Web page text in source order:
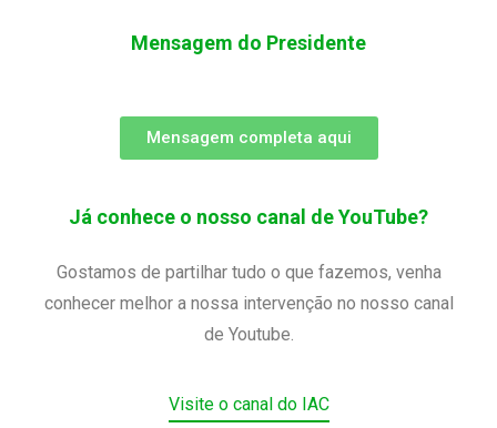
Mensagem do Presidente
Mensagem completa aqui
Já conhece o nosso canal de YouTube?
Gostamos de partilhar tudo o que fazemos, venha
conhecer melhor a nossa intervenção no nosso canal
de Youtube.
Visite o canal do IAC